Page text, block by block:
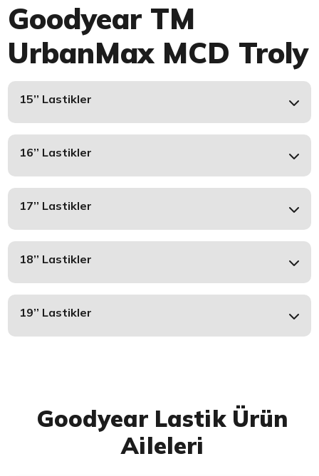
Goodyear TM
UrbanMax MCD Troly
15’’ Lastikler
16’’ Lastikler
17’’ Lastikler
18’’ Lastikler
19’’ Lastikler
Goodyear Lastik Ürün
Aileleri